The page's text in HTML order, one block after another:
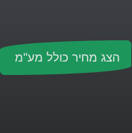
הצג מחיר כולל מע"מ